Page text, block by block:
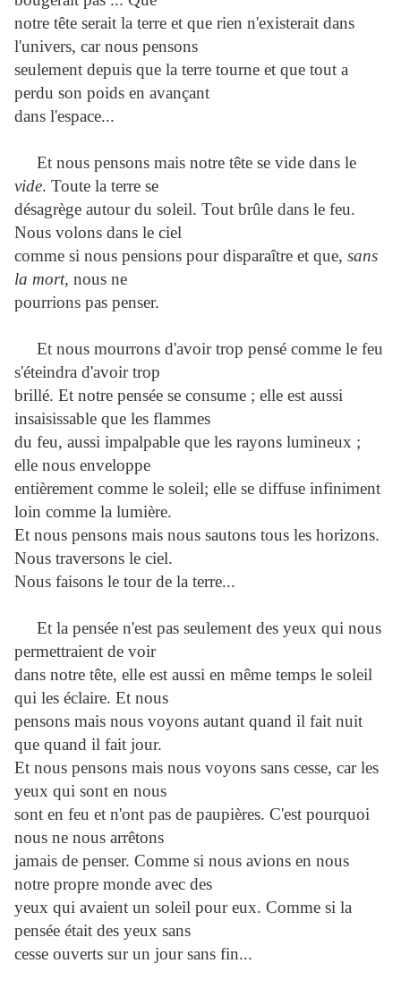
notre tête serait la terre et que rien n'existerait dans
l'univers, car nous pensons
seulement depuis que la terre tourne et que tout a
perdu son poids en avançant
dans l'espace...
Et nous pensons mais notre tête se vide dans le
vide. Toute la terre se
désagrège autour du soleil. Tout brûle dans le feu.
Nous volons dans le ciel
comme si nous pensions pour disparaître et que, sans
la mort, nous ne
pourrions pas penser.
Et nous mourrons d'avoir trop pensé comme le feu
s'éteindra d'avoir trop
brillé. Et notre pensée se consume ; elle est aussi
insaisissable que les flammes
du feu, aussi impalpable que les rayons lumineux ;
elle nous enveloppe
entièrement comme le soleil; elle se diffuse infiniment
loin comme la lumière.
Et nous pensons mais nous sautons tous les horizons.
Nous traversons le ciel.
Nous faisons le tour de la terre...
Et la pensée n'est pas seulement des yeux qui nous
permettraient de voir
dans notre tête, elle est aussi en même temps le soleil
qui les éclaire. Et nous
pensons mais nous voyons autant quand il fait nuit
que quand il fait jour.
Et nous pensons mais nous voyons sans cesse, car les
yeux qui sont en nous
sont en feu et n'ont pas de paupières. C'est pourquoi
nous ne nous arrêtons
jamais de penser. Comme si nous avions en nous
notre propre monde avec des
yeux qui avaient un soleil pour eux. Comme si la
pensée était des yeux sans
cesse ouverts sur un jour sans fin...